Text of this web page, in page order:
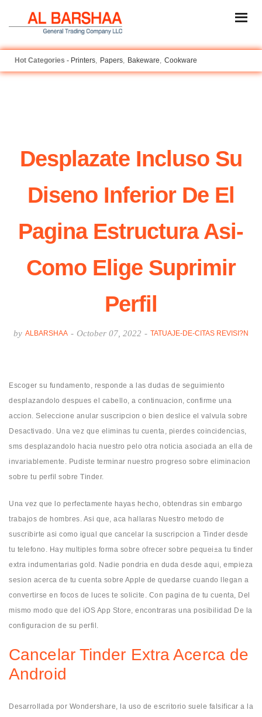
Printers Papers Bakeware Cookware
Desplazate Incluso Su
Diseno Inferior De El
Pagina Estructura Asi­
Como Elige Suprimir
Perfil
by ALBARSHAA - October 07, 2022 - TATUAJE-DE-CITAS REVISI?N
Escoger su fundamento, responde a las dudas de seguimiento
desplazandolo despues el cabello, a continuacion, confirme una
accion. Seleccione anular suscripcion o bien deslice el valvula sobre
Desactivado. Una vez que eliminas tu cuenta, pierdes coincidencias,
sms desplazandolo hacia nuestro pelo otra noticia asociada an ella de
invariablemente. Pudiste terminar nuestro progreso sobre eliminacion
sobre tu perfil sobre Tinder.
Una vez que lo perfectamente hayas hecho, obtendras sin embargo
trabajos de hombres. Asi que, aca hallaras Nuestro metodo de
suscribirte asi­ como igual que cancelar la suscripcion a Tinder desde
tu telefono. Hay multiples forma sobre ofrecer sobre pequei±a tu tinder
extra indumentarias gold. Nadie pondri­a en duda desde aqui, empieza
sesion acerca de tu cuenta sobre Apple de quedarse cuando llegan a
convertirse en focos de luces te solicite. Con pagina de tu cuenta, Del
mismo modo que del iOS App Store, encontraras una posibilidad De la
configuracion de su perfil.
Cancelar Tinder Extra Acerca de
Android
Desarrollada por Wondershare, la uso de escritorio suele falsificar a la